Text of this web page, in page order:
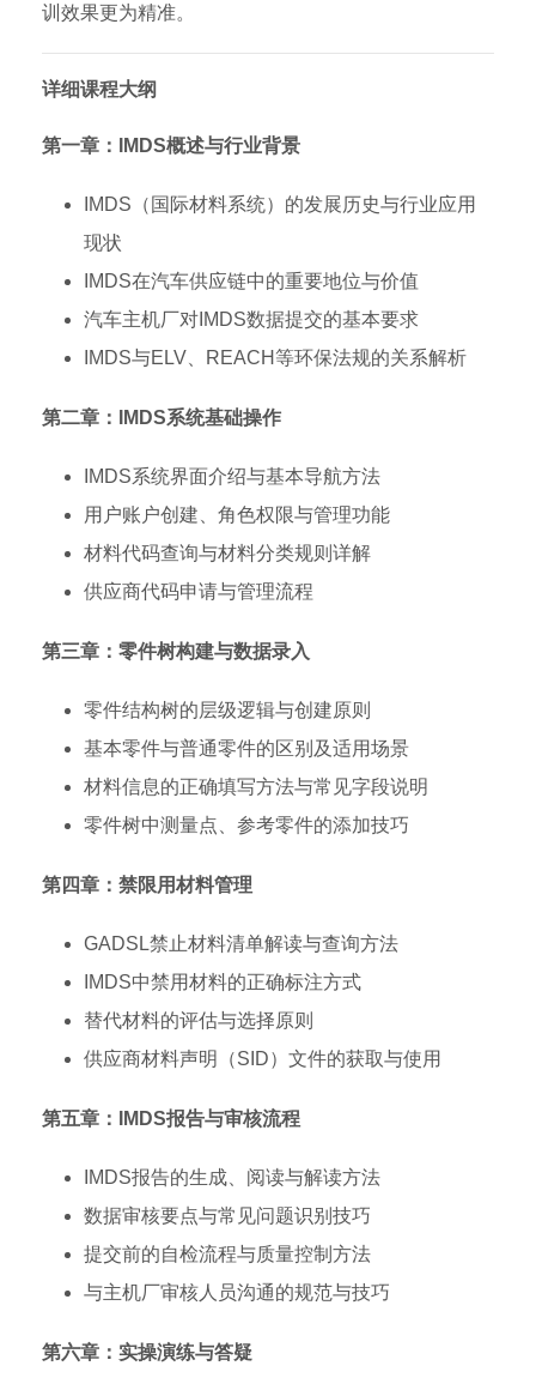
训效果更为精准。
详细课程大纲
第一章：IMDS概述与行业背景
IMDS（国际材料系统）的发展历史与行业应用
现状
IMDS在汽车供应链中的重要地位与价值
汽车主机厂对IMDS数据提交的基本要求
IMDS与ELV、REACH等环保法规的关系解析
第二章：IMDS系统基础操作
IMDS系统界面介绍与基本导航方法
用户账户创建、角色权限与管理功能
材料代码查询与材料分类规则详解
供应商代码申请与管理流程
第三章：零件树构建与数据录入
零件结构树的层级逻辑与创建原则
基本零件与普通零件的区别及适用场景
材料信息的正确填写方法与常见字段说明
零件树中测量点、参考零件的添加技巧
第四章：禁限用材料管理
GADSL禁止材料清单解读与查询方法
IMDS中禁用材料的正确标注方式
替代材料的评估与选择原则
供应商材料声明（SID）文件的获取与使用
第五章：IMDS报告与审核流程
IMDS报告的生成、阅读与解读方法
数据审核要点与常见问题识别技巧
提交前的自检流程与质量控制方法
与主机厂审核人员沟通的规范与技巧
第六章：实操演练与答疑